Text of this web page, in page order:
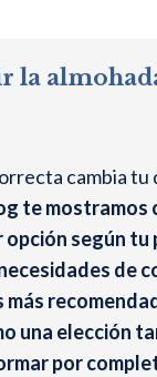
la
cambia tu
te mostramos
opción según tu
de
más
una elección
por